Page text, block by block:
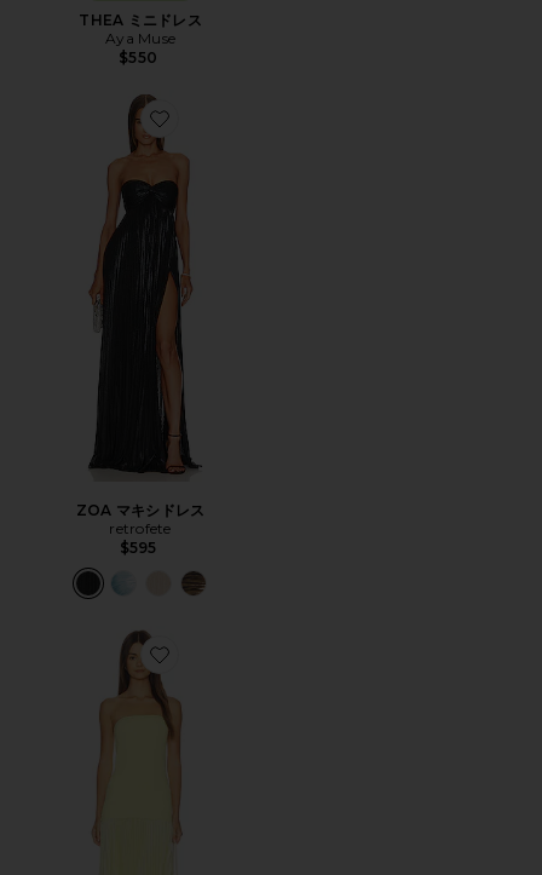
THEA ミニドレス
Aya Muse
$550
Favorite ZOA マキシドレス
ZOA マキシドレス
retrofete
$595
Favorite SELUNE ドレス